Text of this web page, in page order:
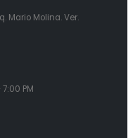
Mario Molina. Ver.
PM